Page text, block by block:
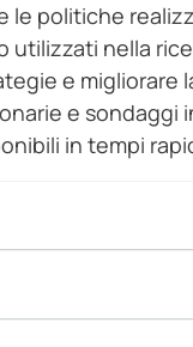
le politiche
nella
e migliorare
e sondaggi
in tempi